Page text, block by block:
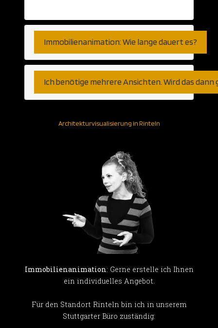
Immobilienanimation: Wie lange dauert es?
Ich benötige mehrere Ansichten. Wird das dann
Architekturvisualisierung in Rinteln
Immobilienanimation: Gerne erstelle ich Ihnen
ein individuelles Angebot.
Für den Standort Rinteln bin ich in unserem
Stuttgarter Büro zuständig: